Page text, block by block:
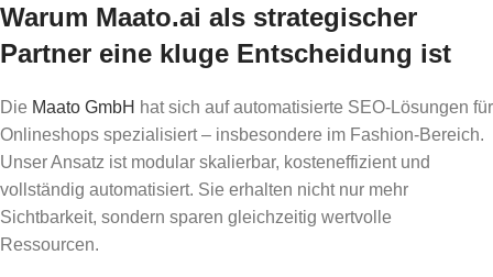
Warum Maato.ai als strategischer
Partner eine kluge Entscheidung ist
Die Maato GmbH hat sich auf automatisierte SEO-Lösungen für
Onlineshops spezialisiert – insbesondere im Fashion-Bereich.
Unser Ansatz ist modular skalierbar, kosteneffizient und
vollständig automatisiert. Sie erhalten nicht nur mehr
Sichtbarkeit, sondern sparen gleichzeitig wertvolle
Ressourcen.